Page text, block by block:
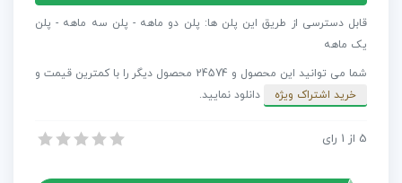
لاور
تردهای
قابل دسترسی از طریق این پلن ها: پلن دو ماهه - پلن سه ماهه - پلن
یک ماهه
شما می توانید این محصول و 24574 محصول دیگر را با کمترین قیمت و
خرید اشتراک ویژه
دانلود نمایید.
پروژه افترافکت لاور تردهای طلایی
5 از 1 رای